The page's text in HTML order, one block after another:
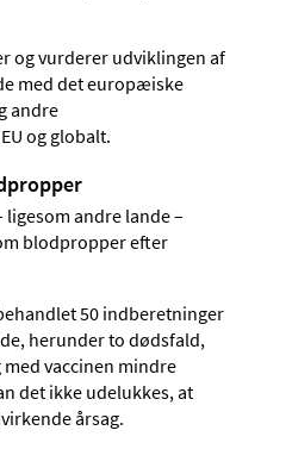
og vurderer udviklingen af
med det europæiske
andre
og globalt.
andre lande –
blodpropper efter
50 indberetninger
herunder to dødsfald,
vaccinen mindre
det ikke udelukkes, at
årsag.